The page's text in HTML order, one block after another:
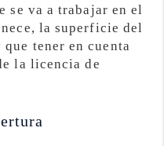
se va a trabajar en el
la superficie del
tener en cuenta
la licencia de